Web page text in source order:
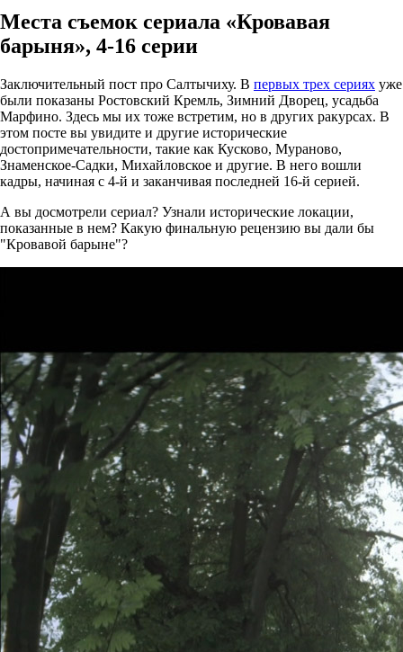
Места съемок сериала «Кровавая
барыня», 4-16 серии
Заключительный пост про Салтычиху. В первых трех сериях уже
были показаны Ростовский Кремль, Зимний Дворец, усадьба
Марфино. Здесь мы их тоже встретим, но в других ракурсах. В
этом посте вы увидите и другие исторические
достопримечательности, такие как Кусково, Мураново,
Знаменское-Садки, Михайловское и другие. В него вошли
кадры, начиная с 4-й и заканчивая последней 16-й серией.
А вы досмотрели сериал? Узнали исторические локации,
показанные в нем? Какую финальную рецензию вы дали бы
"Кровавой барыне"?